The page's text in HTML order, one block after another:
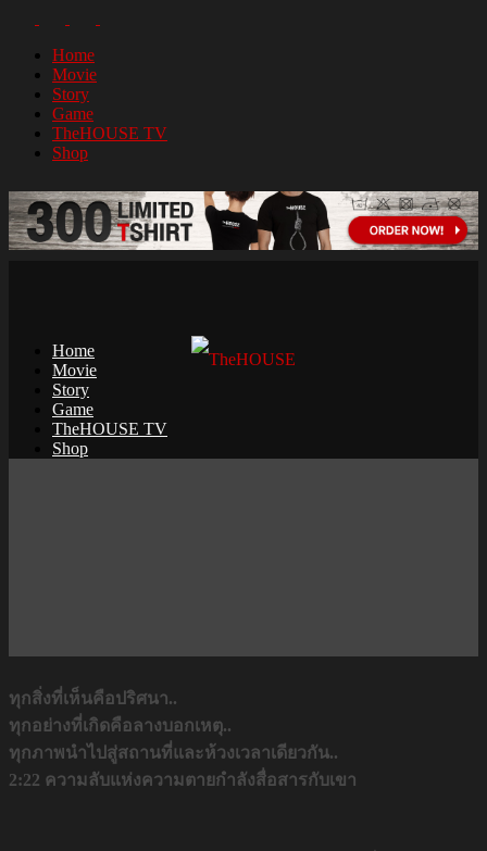
Home
Movie
Story
Game
TheHOUSE TV
Shop
Home
Movie
Story
Game
TheHOUSE TV
Shop
ทุกสิ่งที่เห็นคือปริศนา..
ทุกอย่างที่เกิดคือลางบอกเหตุ..
ทุกภาพนำไปสู่สถานที่และห้วงเวลาเดียวกัน..
2:22 ความลับแห่งความตายกำลังสื่อสารกับเขา